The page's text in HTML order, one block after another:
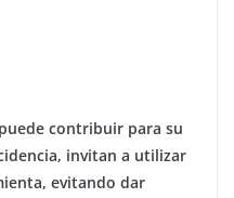
contribuir para su
invitan a utilizar
evitando dar